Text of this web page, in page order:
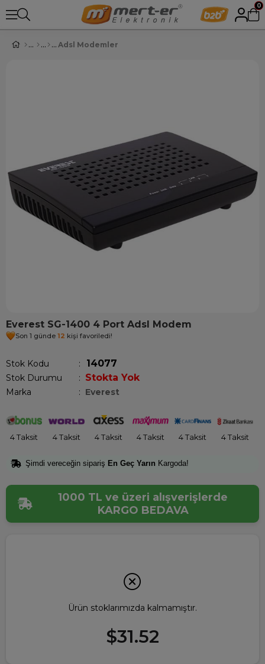
0
Adsl Modemler
Everest SG-1400 4 Port Adsl Modem
Son 1 günde 12 kişi favoriledi!
Stok Kodu 14077
Stok Durumu : Stokta Yok
Marka : Everest
4 Taksit 4 Taksit 4 Taksit 4 Taksit 4 Taksit 4 Taksit
Şimdi vereceğin sipariş En Geç Yarın Kargoda!
1000 TL ve üzeri alışverişlerde
KARGO BEDAVA
Ürün stoklarımızda kalmamıştır.
$31.52